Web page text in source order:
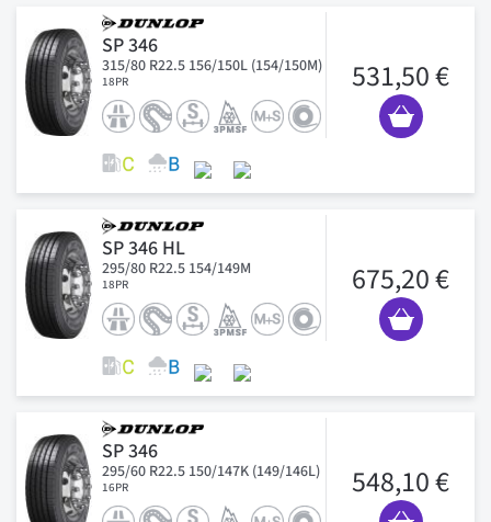
SP 346
315/80 R22.5 156/150L (154/150M)
18PR 531,50 €
SP 346 HL
295/80 R22.5 154/149M
18PR 675,20 €
SP 346
295/60 R22.5 150/147K (149/146L)
16PR 548,10 €